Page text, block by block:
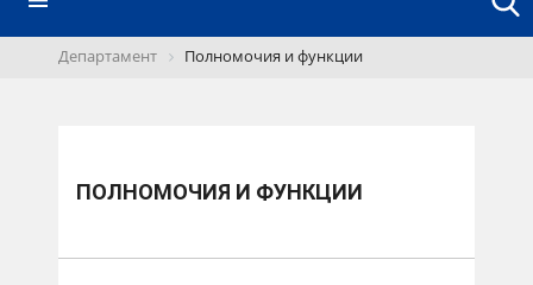
Департамент Полномочия и функции
ПОЛНОМОЧИЯ И ФУНКЦИИ